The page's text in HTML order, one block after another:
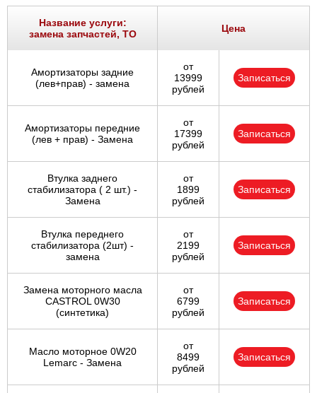
Название услуги:
замена запчастей, ТО
Цена
Амортизаторы задние
(лев+прав) - замена
от
13999
рублей
Записаться
Амортизаторы передние
(лев + прав) - Замена
от
17399
рублей
Записаться
Втулка заднего
стабилизатора ( 2 шт.) -
Замена
от
1899
рублей
Записаться
Втулка переднего
стабилизатора (2шт) -
замена
от
2199
рублей
Записаться
Замена моторного масла
CASTROL 0W30
(синтетика)
от
6799
рублей
Записаться
Масло моторное 0W20
Lemarc - Замена
от
8499
рублей
Записаться